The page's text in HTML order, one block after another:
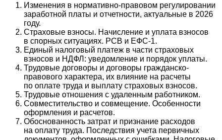
Изменения в нормативно-правовом регулировании
заработной платы и отчетности, актуальные в 2026
году.
Страховые взносы. Начисление и уплата взносов
в спорных ситуациях. РСВ и ЕФС-1.
Единый налоговый платеж в части страховых
взносов и НДФЛ: уведомление и порядок уплаты.
Трудовые договоры и договоры гражданско-
правового характера, их влияние на расчеты
по оплате труда и выплату страховых взносов.
Трудовые отношения с удаленным работником.
Совместительство и совмещение. Особенности
оформления и расчетов.
Обоснованность затрат и признание расходов
на оплату труда. Последствия учета первичных